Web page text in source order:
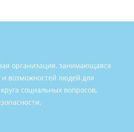
организация, занимающаяся
возможностей людей для
социальных вопросов,